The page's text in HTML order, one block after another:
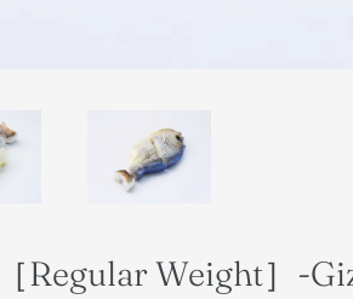
Regular Weight］-